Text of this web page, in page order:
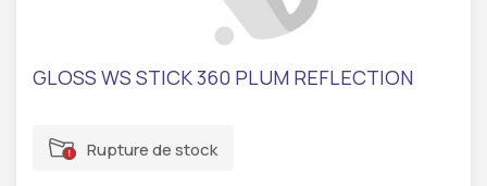
GLOSS WS STICK 360 PLUM REFLECTION
Rupture de stock